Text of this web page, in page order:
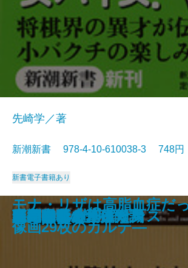
翼のある言葉
酒乱になる人、ならない
銀行員諸君！
日本史快刀乱麻
サービスの天才たち
相性が悪い！
ディズニーの魔法
国富消失
法隆寺の智慧 永平寺の心
小博打のススメ
先崎学／著
新潮新書 978-4-10-610038-3 748
新書電子書籍あり
現代老後の基礎知識
阪神タイガース
麻布中学と江原素六
口のきき方
路面電車ルネッサンス
モナ・リザは高脂血症だ
像画29枚のカルテ―
自衛隊vs.北朝鮮
審判は見た！
足元の革命
高島易断を創った男